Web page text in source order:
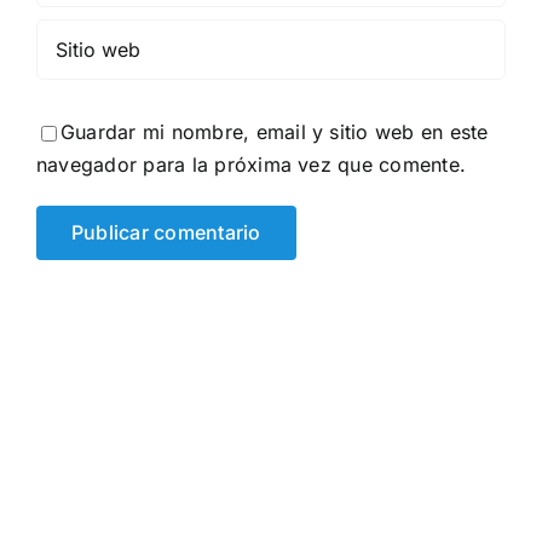
Guardar mi nombre, email y sitio web en este
navegador para la próxima vez que comente.